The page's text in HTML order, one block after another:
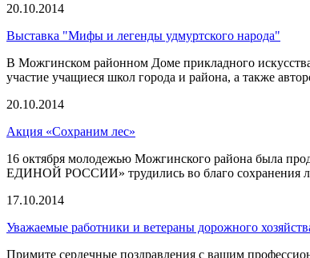
20.10.2014
Выставка "Мифы и легенды удмуртского народа"
В Можгинском районном Доме прикладного
участие учащиеся школ города и района, а также
20.10.2014
Акция «Сохраним лес»
16 октября молодежью Можгинского района была
ЕДИНОЙ РОССИИ» трудились во благо сохранения
17.10.2014
Уважаемые работники и ветераны дорожного
Примите сердечные поздравления с вашим